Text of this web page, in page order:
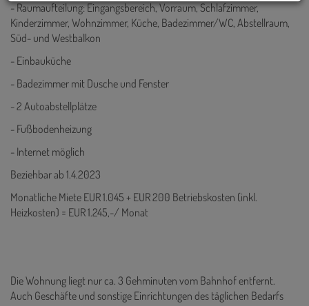
- Raumaufteilung: Eingangsbereich, Vorraum, Schlafzimmer,
Kinderzimmer, Wohnzimmer, Küche, Badezimmer/WC, Abstellraum,
Süd- und Westbalkon
- Einbauküche
- Badezimmer mit Dusche und Fenster
- 2 Autoabstellplätze
- Fußbodenheizung
- Internet möglich
Beziehbar ab 1.4.2023
Monatliche Miete EUR 1.045 + EUR 200 Betriebskosten (inkl.
Heizkosten) = EUR 1.245,-/ Monat
Die Wohnung liegt nur ca. 3 Gehminuten vom Bahnhof entfernt.
Auch Geschäfte und sonstige Einrichtungen des täglichen Bedarfs